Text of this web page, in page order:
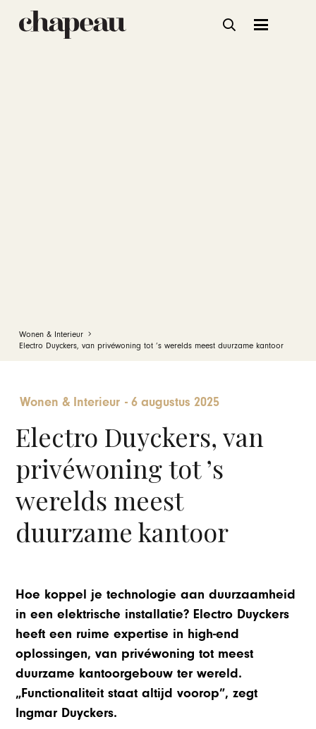
Wonen & Interieur
Electro Duyckers, van privéwoning tot ’s werelds meest duurzame kantoor
Wonen & Interieur -6 augustus 2025
Electro Duyckers, van
privéwoning tot ’s
werelds meest
duurzame kantoor
Hoe koppel je technologie aan duurzaamheid
in een elektrische installatie? Electro Duyckers
heeft een ruime expertise in high-end
oplossingen, van privéwoning tot meest
duurzame kantoorgebouw ter wereld.
„Functionaliteit staat altijd voorop”, zegt
Ingmar Duyckers.